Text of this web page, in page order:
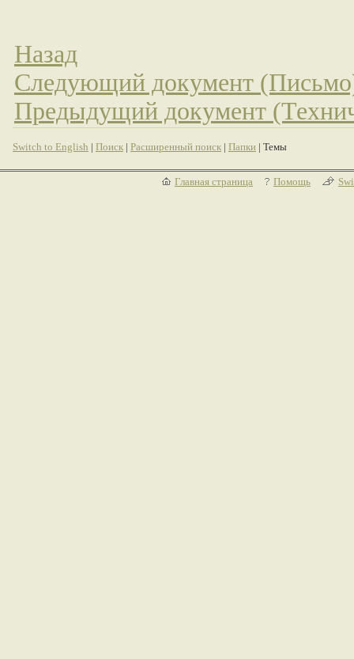
Назад
Следующий документ
Предыдущий документ
Switch to English | Поиск | Расширенный поиск | Папки | Темы
Главная страница Помощь